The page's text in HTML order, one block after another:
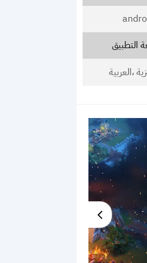
التطبيق
،العربية